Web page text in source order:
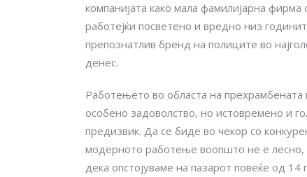
компанијата како мала фамилијарна фирма
работејќи посветено и вредно низ
препознатлив бренд на полиците во
денес.
Работењето во областа на прехрамбената
особено задоволство, но истовремено и
предизвик. Да се биде во чекор со
модерното работење воопшто не е лесно,
дека опстојуваме на пазарот повеќе од 14
Нашите производи се направени од
најквалитетните намирници, свежи и
внимателно избрани. Од нашиот скромен
почеток во 2004 година, прераснавме во
сериозен и препознатлив бренд, а нашите